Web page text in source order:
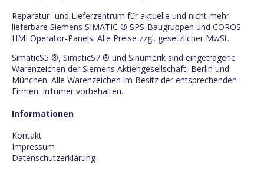
Reparatur- und Lieferzentrum für aktuelle und nicht mehr
lieferbare Siemens SIMATIC ® SPS-Baugruppen und COROS
HMI Operator-Panels. Alle Preise zzgl. gesetzlicher MwSt.
SimaticS5 ®, SimaticS7 ® und Sinumerik sind eingetragene
Warenzeichen der Siemens Aktiengesellschaft, Berlin und
München. Alle Warenzeichen im Besitz der entsprechenden
Firmen. Irrtümer vorbehalten.
Informationen
Kontakt
Impressum
Datenschutzerklärung